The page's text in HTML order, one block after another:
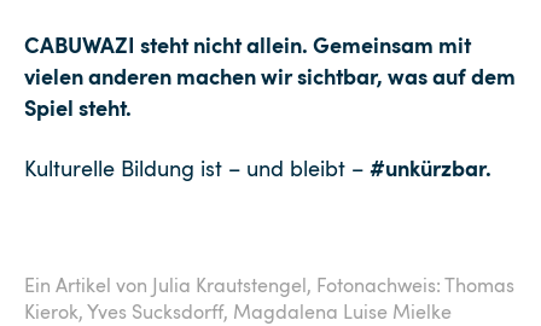
CABUWAZI steht nicht allein. Gemeinsam mit
vielen anderen machen wir sichtbar, was auf dem
Spiel steht.
Kulturelle Bildung ist – und bleibt – #unkürzbar.
Ein Artikel von Julia Krautstengel, Fotonachweis: Thomas
Kierok, Yves Sucksdorff, Magdalena Luise Mielke